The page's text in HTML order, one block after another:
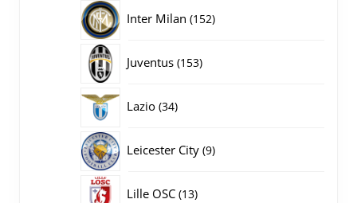
Inter Milan 152152
Juventus 153153
Lazio 3434
Leicester City 99
Lille OSC 1313